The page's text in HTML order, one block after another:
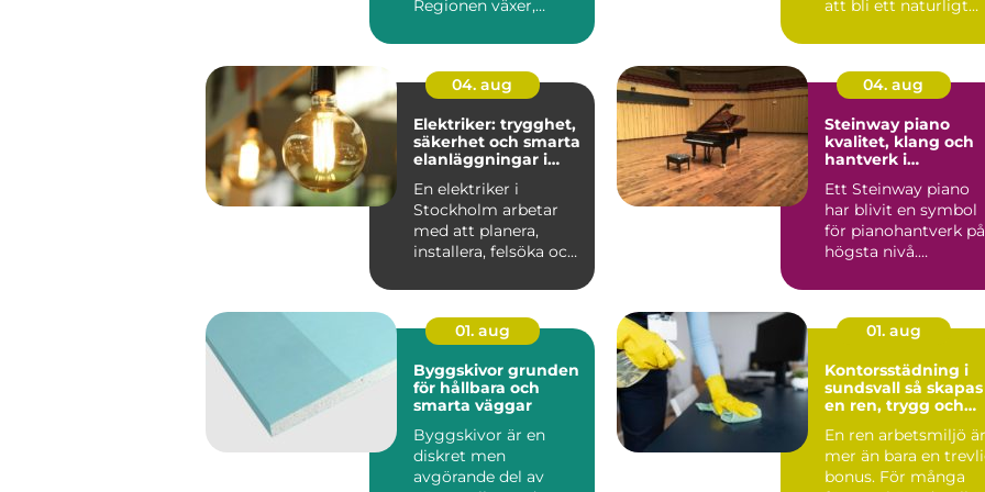
Regionen växer,
att bli ett naturligt
04. aug
Elektriker: trygghet,
säkerhet och smarta
elanläggningar i
En elektriker i
Stockholm arbetar
med att planera,
installera, felsöka och
04. aug
Steinway piano
kvalitet, klang och
hantverk i
Ett Steinway piano
har blivit en symbol
för pianohantverk på
högsta nivå.
används på ko...
01. aug
Byggskivor grunden
för hållbara och
smarta väggar
Byggskivor är en
diskret men
avgörande del av
01. aug
Kontorsstädning i
sundsvall så skapas
en ren, trygg och
En ren arbetsmiljö är
mer än bara en
bonus. För många